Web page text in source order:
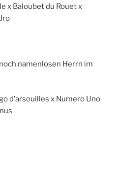
x Baloubet du Rouet x
namenlosen Herrn im
d’arsouilles x Numero Uno